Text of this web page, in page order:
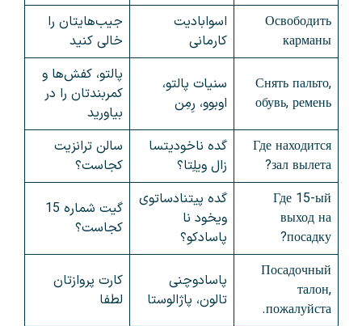
Освободить
карманы
اسوابادیت
کارمانی
جیب‌هایتان را
خالی کنید
Снять пальто,
обувь, ремень
سنیات پالتو،
اوبوو، رِمِن
پالتو، کفش‌ها و
کمربندتان را در
بیاورید
Где находится
зал вылета?
گده ناخودیتسا
زال ویلِتا؟
سالن ترانزیت
کجاست؟
Где 15-ый
выход на
посадку?
گده پیتنادساتوی
ویخود نا
پاسادکو؟
گیت شماره 15
کجاست؟
Посадочный
талон,
пожалуйста.
پاسادوچنی
تالون، پاژالوستا
کارت پروازتان
لطفا